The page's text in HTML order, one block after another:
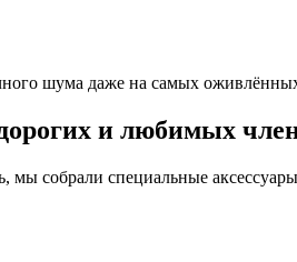
шума даже на самых
и любимых
мы собрали специальные